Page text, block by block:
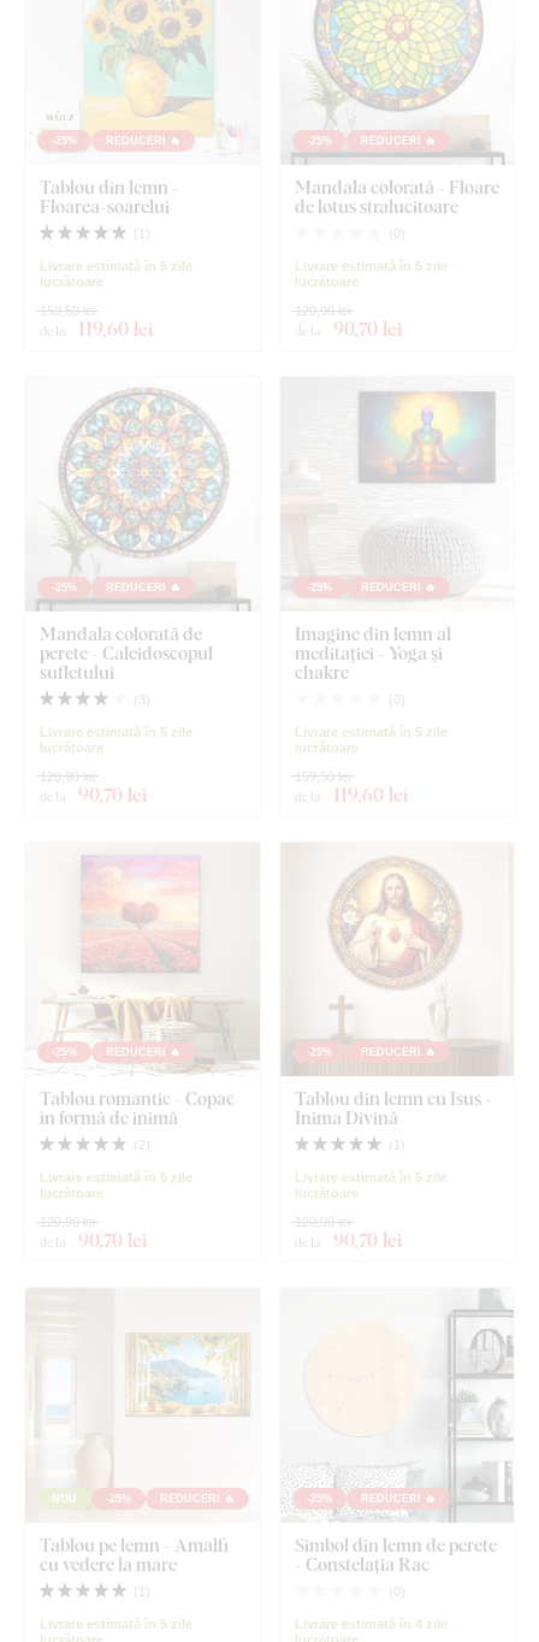
-25% REDUCERI 🔥
Tablou din lemn -
Floarea-soarelui
( 1 )
Livrare estimată în 5 zile
lucrătoare
de la 119,60 lei
159,50 lei
-25% REDUCERI 🔥
Mandala colorată - Floare
de lotus stralucitoare
( 0)
Livrare estimată în 5 zile
lucrătoare
de la 90,70 lei
120,90 lei
-25% REDUCERI 🔥
Mandala colorată de
perete - Caleidoscopul
sufletului
( 3)
Livrare estimată în 5 zile
lucrătoare
de la 90,70 lei
120,90 lei
-25% REDUCERI 🔥
Imagine din lemn al
meditației - Yoga și
chakre
( 0)
Livrare estimată în 5 zile
lucrătoare
de la 119,60 lei
159,50 lei
-25% REDUCERI 🔥
Tablou romantic - Copac
în formă de inimă
( 2)
Livrare estimată în 5 zile
lucrătoare
de la 90,70 lei
120,90 lei
-25% REDUCERI 🔥
Tablou din lemn cu Isus -
Inima Divină
( 1 )
Livrare estimată în 5 zile
lucrătoare
de la 90,70 lei
120,90 lei
NOU -25% REDUCERI 🔥
Tablou pe lemn - Amalfi
cu vedere la mare
( 1 )
Livrare estimată în 5 zile
lucrătoare
-25% REDUCERI 🔥
Simbol din lemn de perete
- Constelația Rac
( 0)
Livrare estimată în 4 zile
lucrătoare